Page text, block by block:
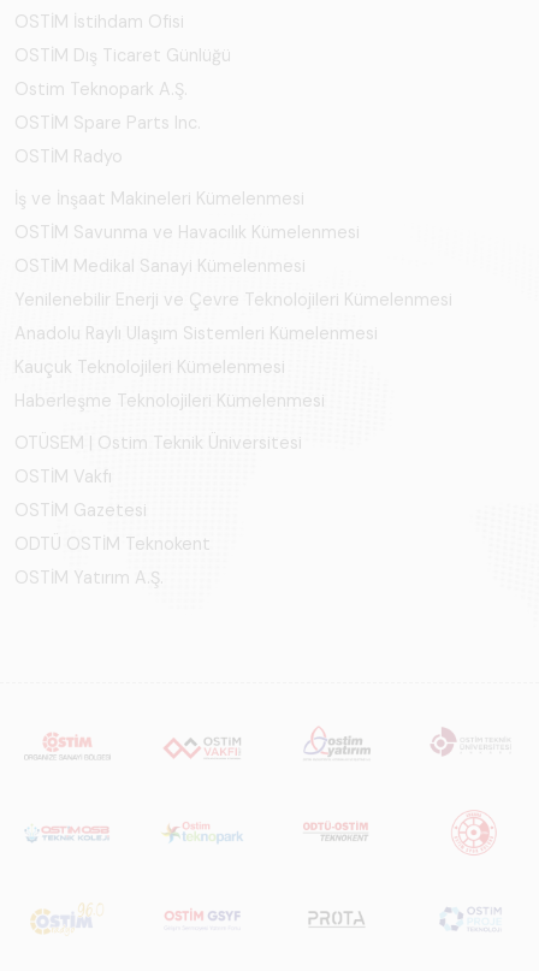
OSTİM İstihdam Ofisi
OSTİM Dış Ticaret Günlüğü
Ostim Teknopark A.Ş.
OSTİM Spare Parts Inc.
OSTİM Radyo
İş ve İnşaat Makineleri Kümelenmesi
OSTİM Savunma ve Havacılık Kümelenmesi
OSTİM Medikal Sanayi Kümelenmesi
Yenilenebilir Enerji ve Çevre Teknolojileri Kümelenmesi
Anadolu Raylı Ulaşım Sistemleri Kümelenmesi
Kauçuk Teknolojileri Kümelenmesi
Haberleşme Teknolojileri Kümelenmesi
OTÜSEM | Ostim Teknik Üniversitesi
OSTİM Vakfı
OSTİM Gazetesi
ODTÜ OSTİM Teknokent
OSTİM Yatırım A.Ş.